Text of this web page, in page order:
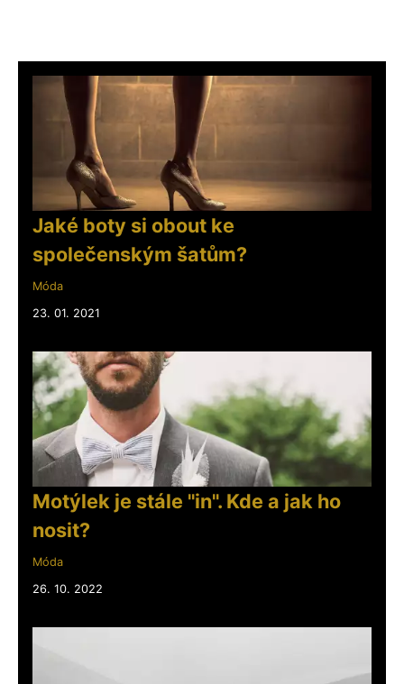
Jaké boty si obout ke
společenským šatům?
Móda
23. 01. 2021
Motýlek je stále "in". Kde a jak ho
nosit?
Móda
26. 10. 2022